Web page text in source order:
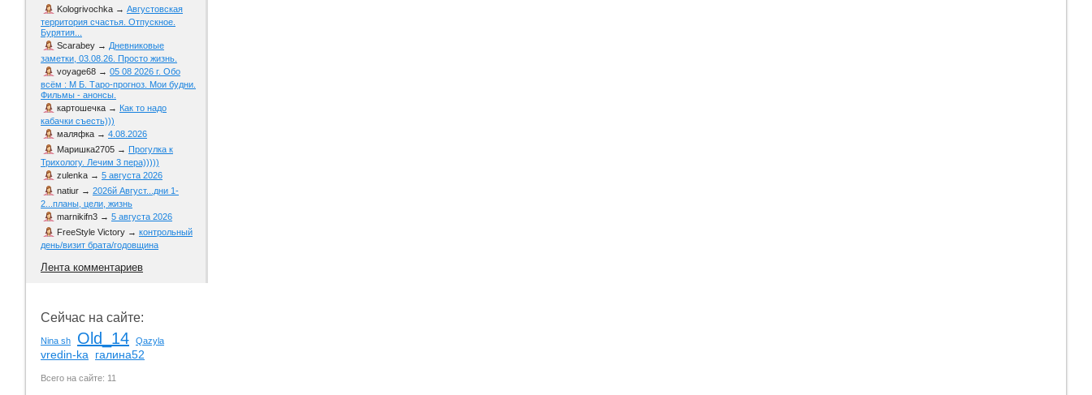
Kologrivochka → Августовская
территория счастья. Отпускное.
Бурятия...
Scarabey → Дневниковые
заметки, 03.08.26. Просто жизнь.
voyage68 → 05 08 2026 г. Обо
всём : М Б. Таро-прогноз. Мои будни.
Фильмы - анонсы.
картошечка → Как то надо
кабачки съесть)))
маляфка → 4.08.2026
Маришка2705 → Прогулка к
Трихологу. Лечим 3 пера)))))
zulenka → 5 августа 2026
natiur → 2026й Август...дни 1-
2...планы, цели, жизнь
marnikifn3 → 5 августа 2026
FreeStyle Victory → контрольный
день/визит брата/годовщина
Лента комментариев
Сейчас на сайте:
Nina sh Old_14 Qazyla
vredin-ka галина52
Всего на сайте: 11